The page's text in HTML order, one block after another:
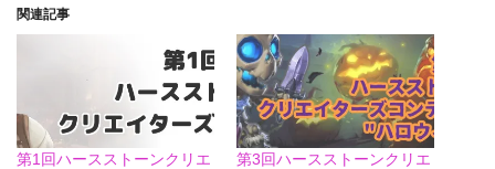
関連記事
第1回ハースストーンクリエ
第3回ハースストーンクリエ